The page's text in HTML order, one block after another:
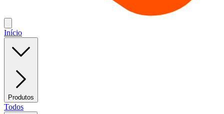
Início
Produtos
Todos